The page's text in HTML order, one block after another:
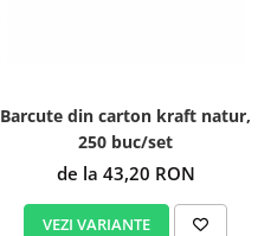
Barcute din carton kraft natur,
250 buc/set
de la 43,20 RON
VEZI VARIANTE